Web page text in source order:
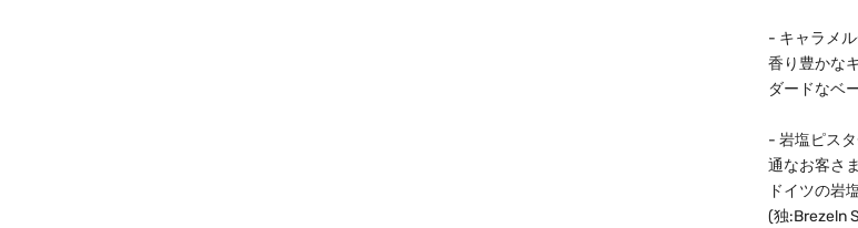
- キャラメ
香り豊かな
ダードなベ
- 岩塩ピス
通なお客さ
ドイツの岩
(独:Brezeln